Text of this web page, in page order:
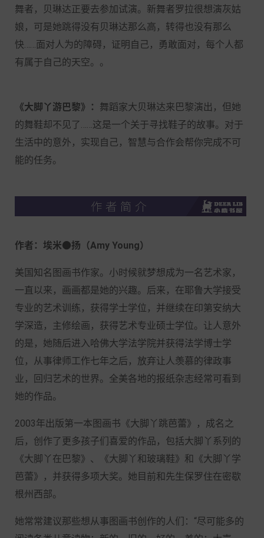
舞者，贝琳达正要去参加试演。新舞者罗拉很想演灰姑
娘，可是她跳得没有贝琳达那么高，转得也没有那么
快……面对人为的障碍，证明自己，勇敢面对，每个人都
有属于自己的天空。。
《大脚丫游巴黎》： 舞蹈家大贝琳达来巴黎演出，但她
的舞鞋却不见了……这是一个关于寻找鞋子的故事。对于
生活中的意外，实现自己，智慧与合作会帮你完成不可
能的任务。
作者：埃米●扬（Amy Young）
美国知名图画书作家。小时候就梦想成为一名艺术家，
一直以来，画画都是她的兴趣。后来，在耶鲁大学接受
专业的艺术训练，获得学士学位，并继续在印第安纳大
学深造，主修绘画，获得艺术专业硕士学位。让人意外
的是，她随后进入哈佛大学法学院并获得法学博士学
位，从事律师工作七年之后，放弃让人羡慕的律政事
业，回归艺术的世界。全美各地的报纸杂志经常可看到
她的作品。
2003年出版第一本图画书《大脚丫跳芭蕾》，成名之
后，创作了更多孩子们喜爱的作品，包括大脚丫系列的
《大脚丫在巴黎》、《大脚丫和玻璃鞋》和《大脚丫学
芭蕾》，并获得多项大奖。她目前和先生保罗住在密歇
根州西部。
她常常建议那些想从事图画书创作的人们：“尽可能多的